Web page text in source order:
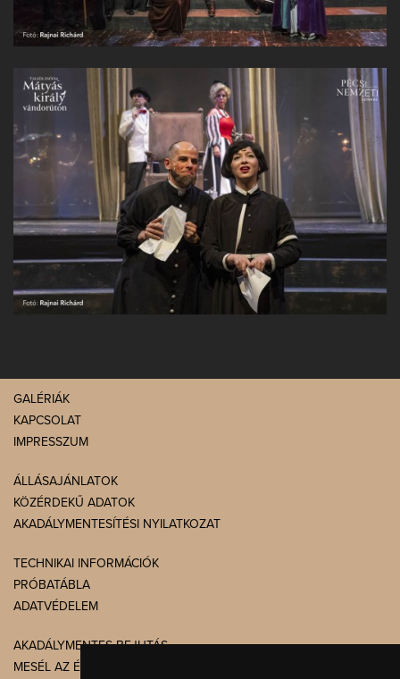
GALÉRIÁK
KAPCSOLAT
IMPRESSZUM
ÁLLÁSAJÁNLATOK
KÖZÉRDEKŰ ADATOK
AKADÁLYMENTESÍTÉSI NYILATKOZAT
TECHNIKAI INFORMÁCIÓK
PRÓBATÁBLA
ADATVÉDELEM
AKADÁLYMENTES BEJUTÁS
MESÉL AZ ÉPÜLET